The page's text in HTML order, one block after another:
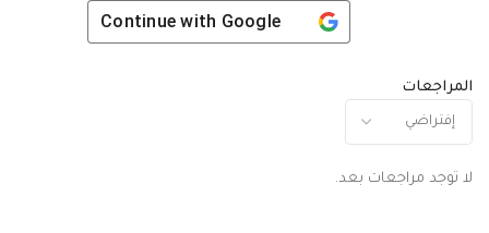
المراجعات
لا توجد مراجعات بعد.
Continue with Google